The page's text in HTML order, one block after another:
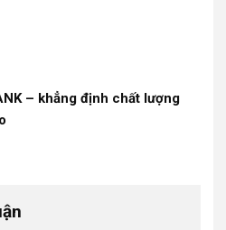
– khẳng định chất lượng